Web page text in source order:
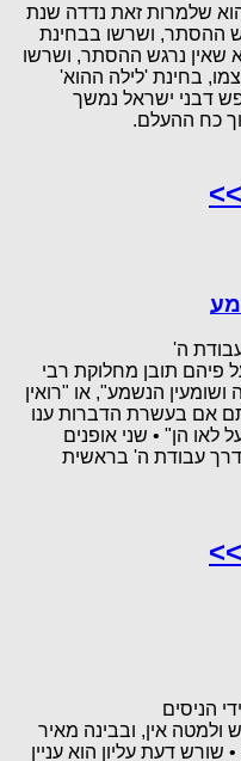
שלמרות זאת נדדה שנת
ההסתר, ושרשו בבחינת
שאין נרגש ההסתר, ושרשו
בחינת 'לילה ההוא'
דבני ישראל נמשך
כח ההעלם.
ה'
פיהם תובן מחלוקת רבי
הנשמע", או "רואין
אם בעשרת הדברות ענו
לאו הן" • שני אופנים
דרך עבודת ה' בראשית
הניסים
אין, ובבינה מאיר
דעת עליון הוא עניין